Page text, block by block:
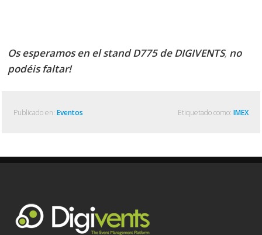
Os esperamos en el stand D775 de DIGIVENTS, no
podéis faltar!
Publicado en: Eventos Etiquetado como: IMEX